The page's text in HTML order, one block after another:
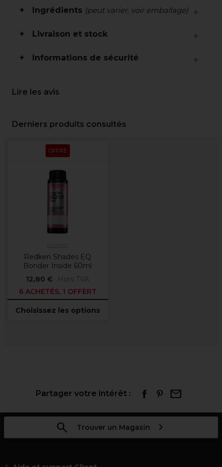
Ingrédients (peut varier, voir emballage)
Livraison et stock
Informations de sécurité
Lire les avis
Derniers produits consultés
OFFRE
Redken Shades EQ
Bonder Inside 60ml
12,80 €
Hors TVA
6 ACHETÉS, 1 OFFERT
Choisissez les options
Partager votre intérêt :
Trouver un Magasin